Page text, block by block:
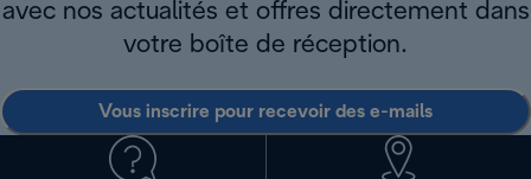
avec nos actualités et offres directement dans
votre boîte de réception.
Vous inscrire pour recevoir des e-mails